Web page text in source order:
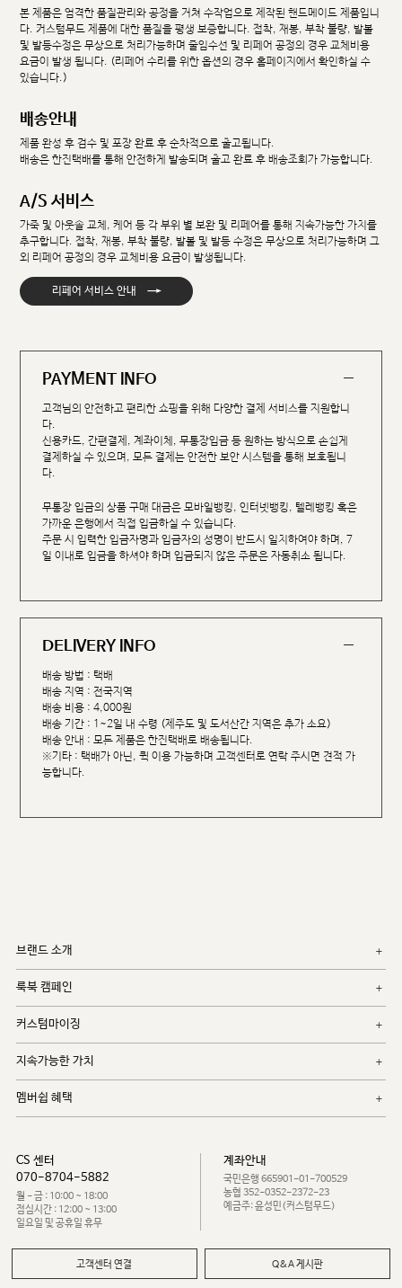
본 제품은 엄격한 품질관리와 공정을 거쳐 수작업으로 제작된 핸드메이드 제품입니
다. 커스텀무드 제품에 대한 품질을 평생 보증합니다. 접착, 재봉, 부착 불량, 발볼
및 발등수정은 무상으로 처리가능하며 줄임수선 및 리페어 공정의 경우 교체비용
요금이 발생 됩니다. (리페어 수리를 위한 옵션의 경우 홈페이지에서 확인하실 수
있습니다.)
배송안내
제품 완성 후 검수 및 포장 완료 후 순차적으로 출고됩니다.
배송은 한진택배를 통해 안전하게 발송되며 출고 완료 후 배송조회가 가능합니다.
A/S 서비스
가죽 및 아웃솔 교체, 케어 등 각 부위 별 보완 및 리페어를 통해 지속가능한 가치를
추구합니다. 접착, 재봉, 부착 불량, 발볼 및 발등 수정은 무상으로 처리가능하며 그
외 리페어 공정의 경우 교체비용 요금이 발생됩니다.
리페어 서비스 안내 →
PAYMENT INFO
고객님의 안전하고 편리한 쇼핑을 위해 다양한 결제 서비스를 지원합니
다.
신용카드, 간편결제, 계좌이체, 무통장입금 등 원하는 방식으로 손쉽게
결제하실 수 있으며, 모든 결제는 안전한 보안 시스템을 통해 보호됩니
다.
무통장 입금의 상품 구매 대금은 모바일뱅킹, 인터넷뱅킹, 텔레뱅킹 혹은
가까운 은행에서 직접 입금하실 수 있습니다.
주문 시 입력한 입금자명과 입금자의 성명이 반드시 일치하여야 하며, 7
일 이내로 입금을 하셔야 하며 입금되지 않은 주문은 자동취소 됩니다.
DELIVERY INFO
배송 방법 : 택배
배송 지역 : 전국지역
배송 비용 : 4,000원
배송 기간 : 1~2일 내 수령 (제주도 및 도서산간 지역은 추가 소요)
배송 안내 : 모든 제품은 한진택배로 배송됩니다.
※기타 : 택배가 아닌, 퀵 이용 가능하며 고객센터로 연락 주시면 견적 가
능합니다.
브랜드 소개
룩북 캠페인
커스텀마이징
지속가능한 가치
멤버쉽 혜택
CS 센터
070-8704-5882
월 - 금 : 10:00 ~ 18:00
점심시간 : 12:00 ~ 13:00
일요일 및 공휴일 휴무
계좌안내
국민은행 665901-01-700529
농협 352-0352-2372-23
예금주: 윤성민(커스텀무드)
고객센터 연결 Q&A 게시판